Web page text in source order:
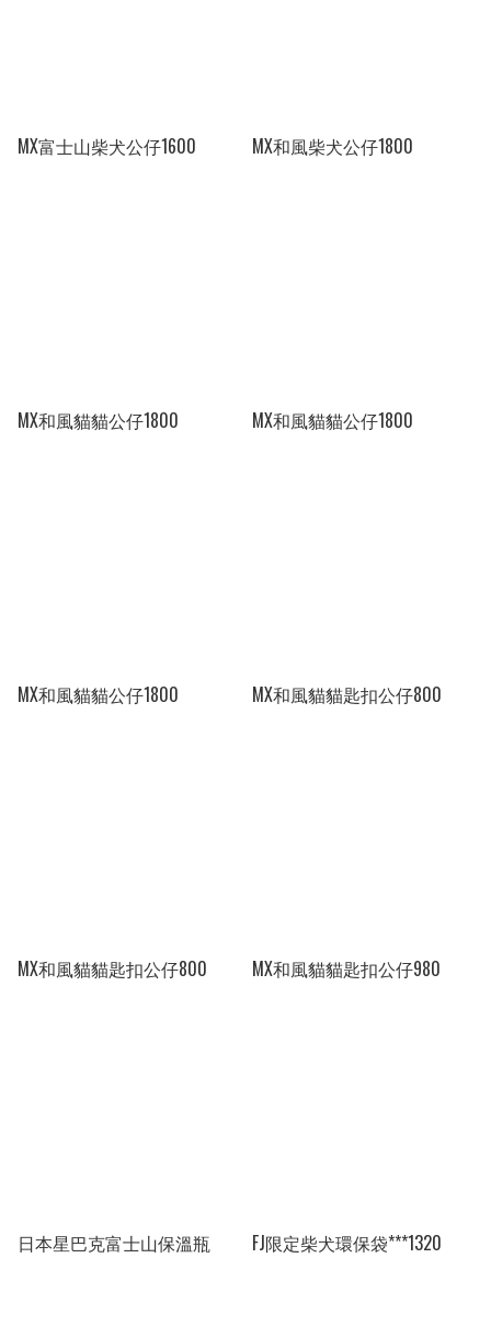
MX富士山柴犬公仔1600 MX和風柴犬公仔1800
MX和風貓貓公仔1800 MX和風貓貓公仔1800
MX和風貓貓公仔1800 MX和風貓貓匙扣公仔800
MX和風貓貓匙扣公仔800 MX和風貓貓匙扣公仔980
日本星巴克富士山保溫瓶 FJ限定柴犬環保袋***1320